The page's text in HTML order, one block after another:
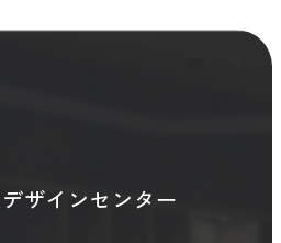
ザインセンター